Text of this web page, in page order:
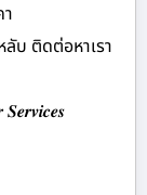
บ ติดต่อหาเรา